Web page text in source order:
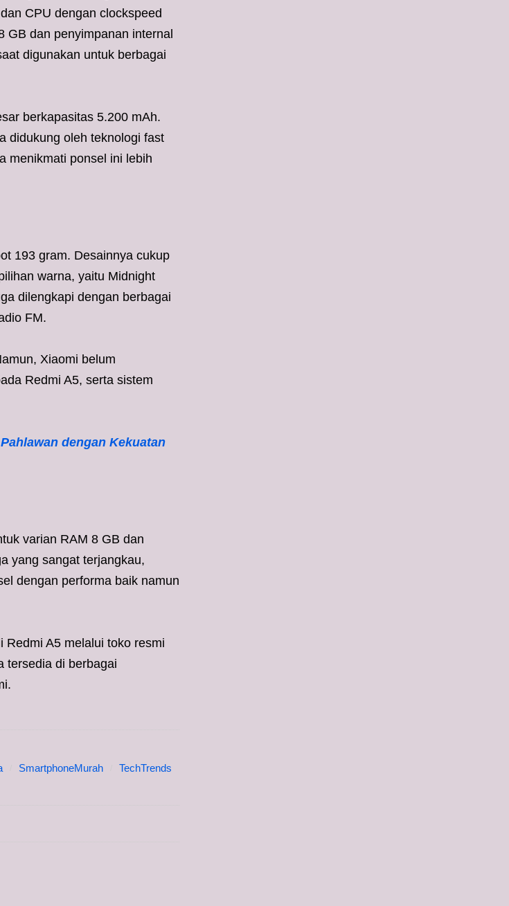
CPU dengan clockspeed
GB dan penyimpanan internal
digunakan untuk berbagai
berkapasitas 5.200 mAh.
didukung oleh teknologi fast
menikmati ponsel ini lebih
193 gram. Desainnya cukup
warna, yaitu Midnight
dilengkapi dengan berbagai
FM.
Xiaomi belum
Redmi A5, serta sistem
dengan Kekuatan
varian RAM 8 GB dan
yang sangat terjangkau,
dengan performa baik namun
Redmi A5 melalui toko resmi
tersedia di berbagai
SmartphoneMurah
TechTrends